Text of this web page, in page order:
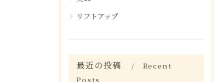
リフトアップ
最近の投稿
Recent
Posts